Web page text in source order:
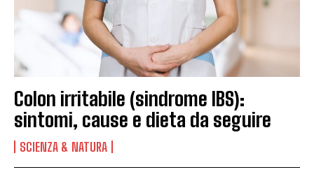
Colon irritabile (sindrome IBS):
sintomi, cause e dieta da seguire
SCIENZA & NATURA